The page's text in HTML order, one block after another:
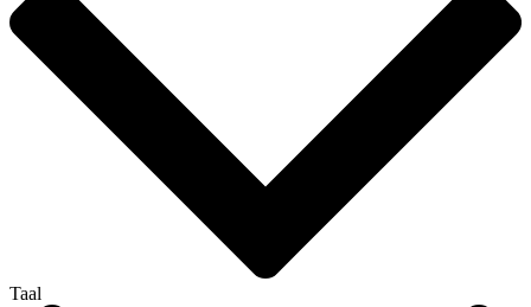
Taal